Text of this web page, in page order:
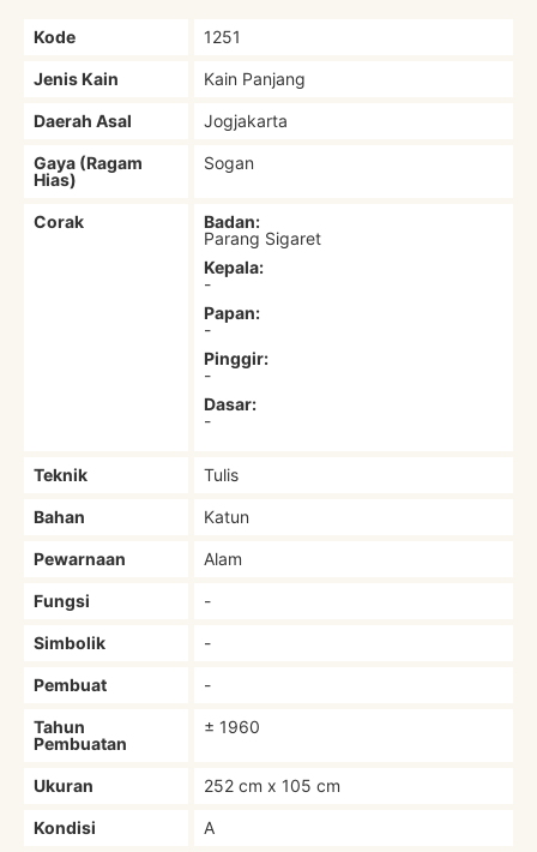
Kode 1251
Jenis Kain Kain Panjang
Daerah Asal Jogjakarta
Gaya (Ragam
Hias)
Sogan
Corak
Badan:
Parang Sigaret
Kepala:
-
Papan:
-
Pinggir:
-
Dasar:
-
Teknik Tulis
Bahan Katun
Pewarnaan Alam
Fungsi -
Simbolik -
Pembuat -
Tahun
Pembuatan
± 1960
Ukuran 252 cm x 105 cm
Kondisi A